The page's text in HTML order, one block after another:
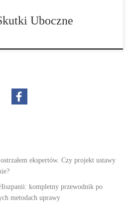
Uboczne
ekspertów. Czy projekt ustawy
kompletny przewodnik po
metodach uprawy